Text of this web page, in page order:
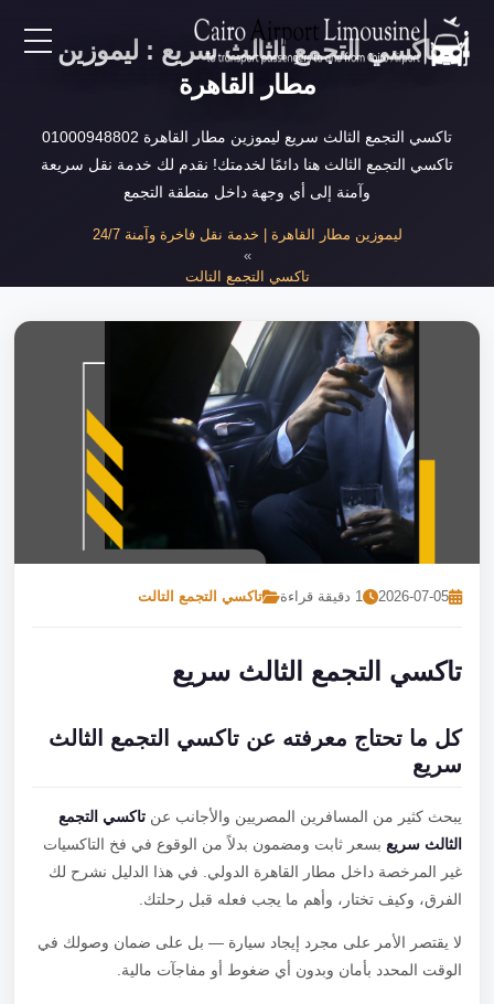
EN
AR
خدمات المطار
نحن
تاكسي التجمع الثالث سريع : ليموزين
مطار القاهرة
تاكسي التجمع الثالث سريع ليموزين مطار القاهرة 01000948802
تاكسي التجمع الثالث هنا دائمًا لخدمتك! نقدم لك خدمة نقل سريعة
وآمنة إلى أي وجهة داخل منطقة التجمع
ليموزين مطار القاهرة | خدمة نقل فاخرة وآمنة 24/7
تاكسي التجمع التالت
تاكسي التجمع الثالث سريع
2026-07-05 1 دقيقة قراءة تاكسي التجمع التالت
تاكسي التجمع الثالث سريع
كل ما تحتاج معرفته عن تاكسي التجمع الثالث
سريع
يبحث كثير من المسافرين المصريين والأجانب عنتاكسي التجمع
الثالث سريع بسعر ثابت ومضمون بدلاً من الوقوع في فخ التاكسيات
غير المرخصة داخل مطار القاهرة الدولي. في هذا الدليل نشرح لك
الفرق، وكيف تختار، وأهم ما يجب فعله قبل رحلتك.
لا يقتصر الأمر على مجرد إيجاد سيارة — بل على ضمان وصولك في
الوقت المحدد بأمان وبدون أي ضغوط أو مفاجآت مالية.